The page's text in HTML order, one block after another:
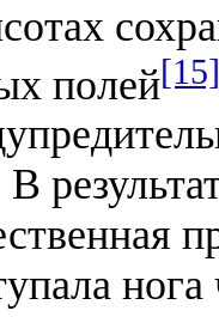
полей[15]
нога